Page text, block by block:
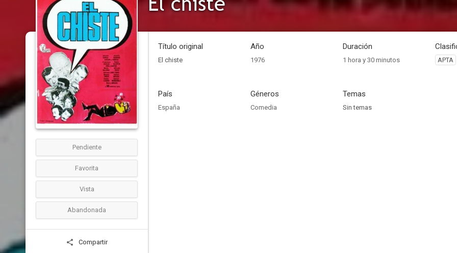
Pendiente
Favorita
Vista
Abandonada
Compartir
Título original
El chiste
Año
1976
Duración
1 hora y 30 minutos APTA
País
España
Géneros
Comedia
Temas
Sin temas